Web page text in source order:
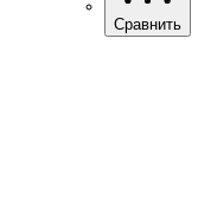
Сравнить